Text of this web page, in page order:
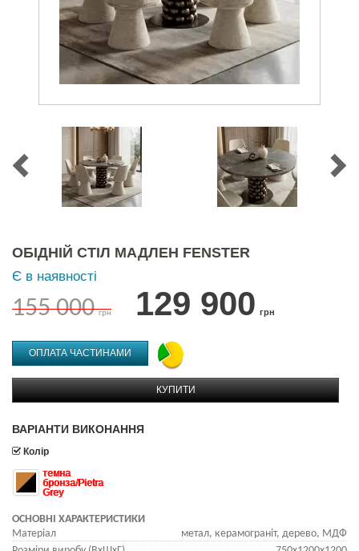
ОБІДНІЙ СТІЛ МАДЛЕН FENSTER
Є в наявності
155 000 грн 129 900 грн
ОПЛАТА ЧАСТИНАМИ
КУПИТИ
ВАРІАНТИ ВИКОНАННЯ
Колір
темна
бронза/Pietra
Grey
ОСНОВНІ ХАРАКТЕРИСТИКИ
Матеріал
метал, керамограніт, дерево, МДФ